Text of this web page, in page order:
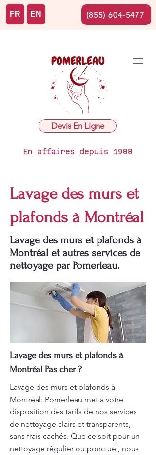
Devis En Ligne
En affaires depuis 1988
FR EN (855) 604-5477
Lavage des murs et
plafonds à Montréal
Lavage des murs et plafonds à
Montréal et autres services de
nettoyage par Pomerleau.
Lavage des murs et plafonds à
Montréal Pas cher ?
Lavage des murs et plafonds à
Montréal: Pomerleau met à votre
disposition des tarifs de nos services
de nettoyage clairs et transparents,
sans frais cachés. Que ce soit pour un
nettoyage régulier ou ponctuel, nous